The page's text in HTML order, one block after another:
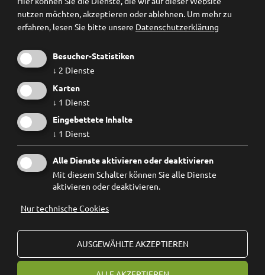
erkenne diese ausdrücklich an.
© 2026
Stiftung Forum Prävention KDS
nutzen möchten, akzeptieren oder ablehnen. Um mehr zu
erfahren, lesen Sie bitte unsere Datenschutzerklärung
Besucher-Statistiken
↓ 2 Dienste
Karten
↓ 1 Dienst
Eingebettete Inhalte
↓ 1 Dienst
Alle Dienste aktivieren oder deaktivieren
Mit diesem Schalter können Sie alle Dienste
aktivieren oder deaktivieren.
Nur technische Cookies
AUSGEWÄHLTE AKZEPTIEREN